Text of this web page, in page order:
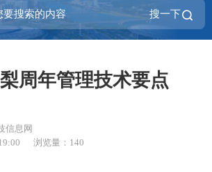
搜一下
周年管理技术要点
信息网
浏览量：140